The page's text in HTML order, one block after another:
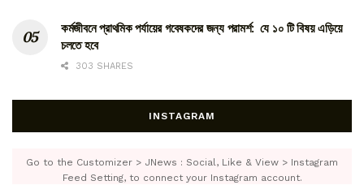
কর্মজীবনে প্রাথমিক পর্যায়ের গবেষকদের জন্য পরামর্শ: যে ১০ টি বিষয় এড়িয়ে
চলতে হবে
303 SHARES
INSTAGRAM
Go to the Customizer > JNews : Social, Like & View > Instagram
Feed Setting, to connect your Instagram account.